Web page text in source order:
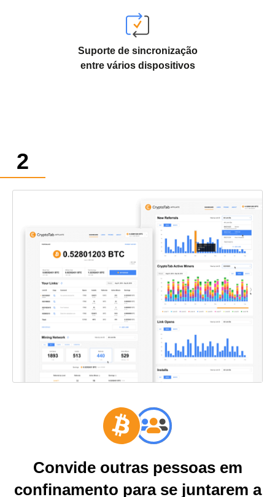
Suporte de sincronização
entre vários dispositivos
Convide outras pessoas em
confinamento para se juntarem a